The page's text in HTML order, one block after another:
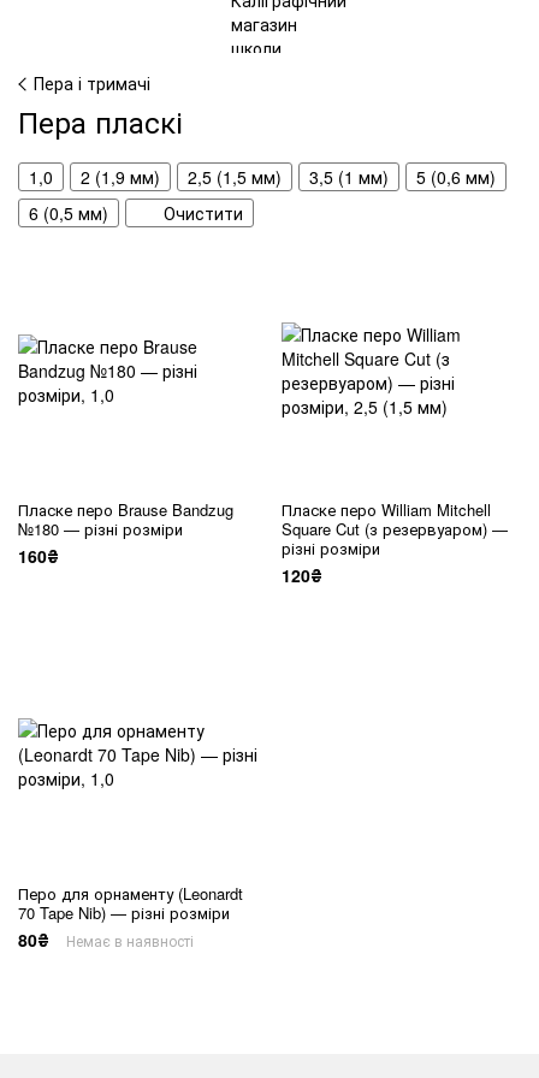
Пера і тримачі
Пера пласкі
1,0 2 (1,9 мм) 2,5 (1,5 мм) 3,5 (1 мм)
5 (0,6 мм)
6 (0,5 мм)
Очистити
Пласке перо Brause Bandzug
№180 — різні розміри
160₴
Пласке перо William Mitchell
Square Cut (з резервуаром) —
різні розміри
120₴
Перо для орнаменту (Leonardt
70 Tape Nib) — різні розміри
80₴ Немає в наявності